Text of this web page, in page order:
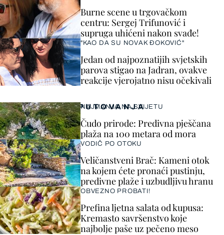
Burne scene u trgovačkom
centru: Sergej Trifunović i
supruga uhićeni nakon svađe!
"KAO DA SU NOVAK ĐOKOVIĆ"
Jedan od najpoznatijih svjetskih
parova stigao na Jadran, ovakve
reakcije vjerojatno nisu očekivali
PUTOVANJA
NAJMANJA NA SVIJETU
Čudo prirode: Predivna pješčana
plaža na 100 metara od mora
VODIČ PO OTOKU
Veličanstveni Brač: Kameni otok
na kojem ćete pronaći pustinju,
predivne plaže i uzbudljivu hranu
OBVEZNO PROBATI!
Prefina ljetna salata od kupusa:
Kremasto savršenstvo koje
najbolje paše uz pečeno meso